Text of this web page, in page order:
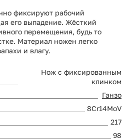
фиксируют рабочий
его выпадение. Жёсткий
перемещения, будь то
Материал ножен легко
и влагу.
Нож с фиксированным
клинком
Ганзо
8Cr14MoV
217
98